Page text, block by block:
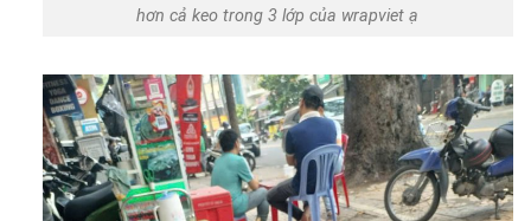
hơn cả keo trong 3 lớp của wrapviet ạ